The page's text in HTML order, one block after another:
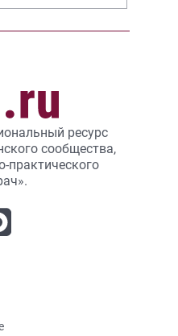
ресурс
сообщества,
практического